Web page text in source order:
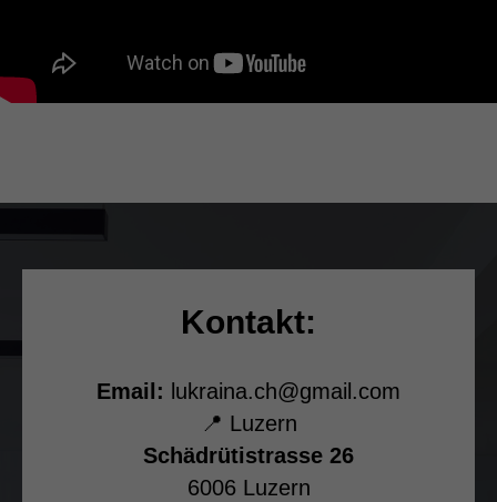
Kontakt:
Email: lukraina.ch@gmail.com
📍 Luzern
Schädrütistrasse 26
6006 Luzern